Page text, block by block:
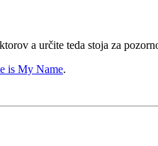
a určite teda stoja za
is My Name.